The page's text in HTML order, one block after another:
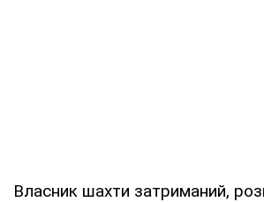
Власник шахти затриманий,